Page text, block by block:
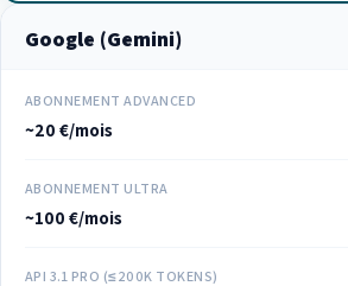
Google (Gemini)
ABONNEMENT ADVANCED
~20 €/mois
ABONNEMENT ULTRA
~100 €/mois
API 3.1 PRO (≤200K TOKENS)